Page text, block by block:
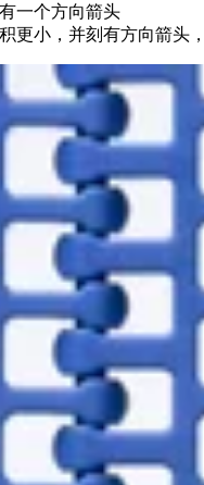
一个方向箭头
更小，并刻有方向箭头